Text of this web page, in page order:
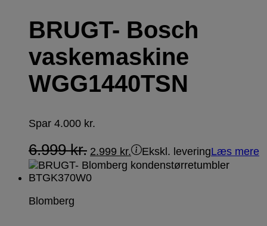
BRUGT- Bosch
vaskemaskine
WGG1440TSN
Spar 4.000 kr.
6.999kr. 2.999 kr. Ekskl. leveringLæs mere
Blomberg